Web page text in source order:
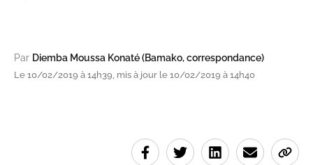
Par Diemba Moussa Konaté (Bamako, correspondance)
Le 10/02/2019 à 14h39, mis à jour le 10/02/2019 à 14h40